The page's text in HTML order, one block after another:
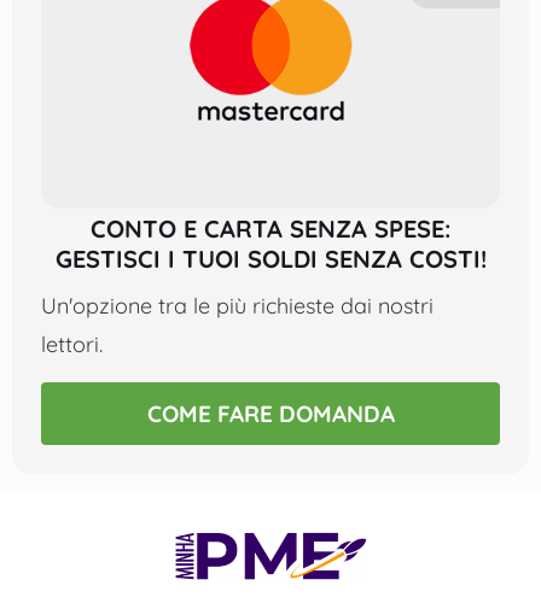
CONTO E CARTA SENZA SPESE:
GESTISCI I TUOI SOLDI SENZA COSTI!
Un'opzione tra le più richieste dai nostri
lettori.
COME FARE DOMANDA